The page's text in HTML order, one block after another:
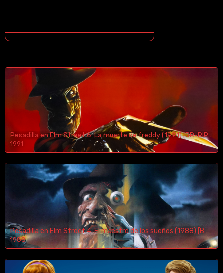
Pesadilla en Elm Street 6: La muerte de freddy (1991) [BR-RIP] [HD-1080p]
1991
Pesadilla en Elm Street 4: El maestro de los sueños (1988) [BR-RIP] [HD-1080p]
1988